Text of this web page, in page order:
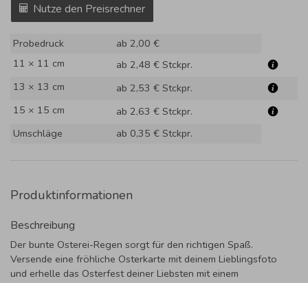
Nutze den Preisrechner
Probedruck
ab 2,00 €
11 × 11 cm
ab 2,48 € Stckpr.
13 × 13 cm
ab 2,53 € Stckpr.
15 × 15 cm
ab 2,63 € Stckpr.
Umschläge
ab 0,35 € Stckpr.
Produktinformationen
Beschreibung
Der bunte Osterei-Regen sorgt für den richtigen Spaß.
Versende eine fröhliche Osterkarte mit deinem Lieblingsfoto
und erhelle das Osterfest deiner Liebsten mit einem